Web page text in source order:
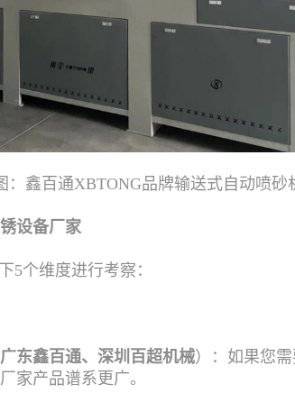
：鑫百通XBTONG品牌输送式自动喷砂
设备厂家
5个维度进行考察：
东鑫百通、深圳百超机械）：如果您
家产品谱系更广。